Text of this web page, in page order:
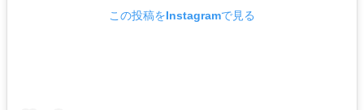
この投稿をInstagramで見る